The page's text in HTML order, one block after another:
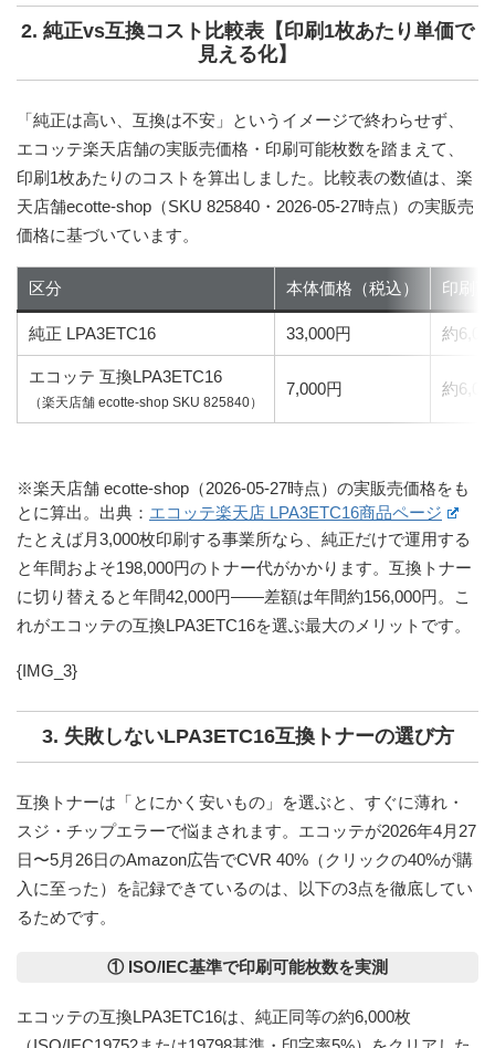
2. 純正vs互換コスト比較表【印刷1枚あたり単価で
見える化】
「純正は高い、互換は不安」というイメージで終わらせず、
エコッテ楽天店舗の実販売価格・印刷可能枚数を踏まえて、
印刷1枚あたりのコストを算出しました。比較表の数値は、楽
天店舗ecotte-shop（SKU 825840・2026-05-27時点）の実販売
価格に基づいています。
区分 本体価格（税込） 印刷
純正 LPA3ETC16 33,000円 約
エコッテ 互換LPA3ETC16
（楽天店舗 ecotte-shop SKU 825840）
7,000円 約
※楽天店舗 ecotte-shop（2026-05-27時点）の実販売価格をも
とに算出。出典： エコッテ楽天店 LPA3ETC16商品ページ
たとえば月3,000枚印刷する事業所なら、純正だけで運用する
と年間およそ198,000円のトナー代がかかります。互換トナー
に切り替えると年間42,000円——差額は年間約156,000円。こ
れがエコッテの互換LPA3ETC16を選ぶ最大のメリットです。
{IMG_3}
3. 失敗しないLPA3ETC16互換トナーの選び方
互換トナーは「とにかく安いもの」を選ぶと、すぐに薄れ・
スジ・チップエラーで悩まされます。エコッテが2026年4月27
日〜5月26日のAmazon広告でCVR 40% （クリックの40%が購
入に至った）を記録できているのは、以下の3点を徹底してい
るためです。
① ISO/IEC基準で印刷可能枚数を実測
エコッテの互換LPA3ETC16は、純正同等の約6,000枚